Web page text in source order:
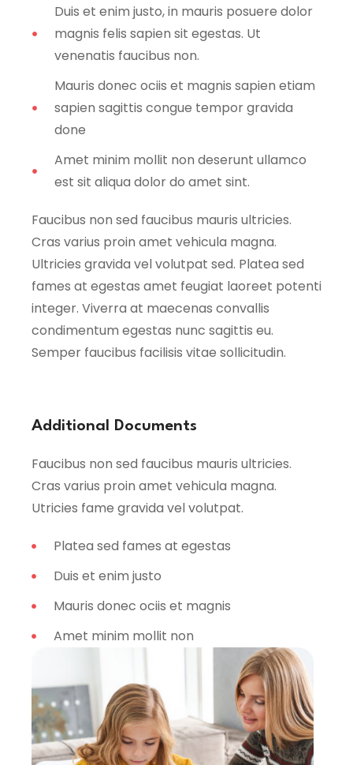
Duis et enim justo, in mauris posuere dolor
magnis felis sapien sit egestas. Ut
venenatis faucibus non.
Mauris donec ociis et magnis sapien etiam
sapien sagittis congue tempor gravida
done
Amet minim mollit non deserunt ullamco
est sit aliqua dolor do amet sint.
Faucibus non sed faucibus mauris ultricies.
Cras varius proin amet vehicula magna.
Ultricies gravida vel volutpat sed. Platea sed
fames at egestas amet feugiat laoreet potenti
integer. Viverra at maecenas convallis
condimentum egestas nunc sagittis eu.
Semper faucibus facilisis vitae sollicitudin.
Additional Documents
Faucibus non sed faucibus mauris ultricies.
Cras varius proin amet vehicula magna.
Utricies fame gravida vel volutpat.
Platea sed fames at egestas
Duis et enim justo
Mauris donec ociis et magnis
Amet minim mollit non